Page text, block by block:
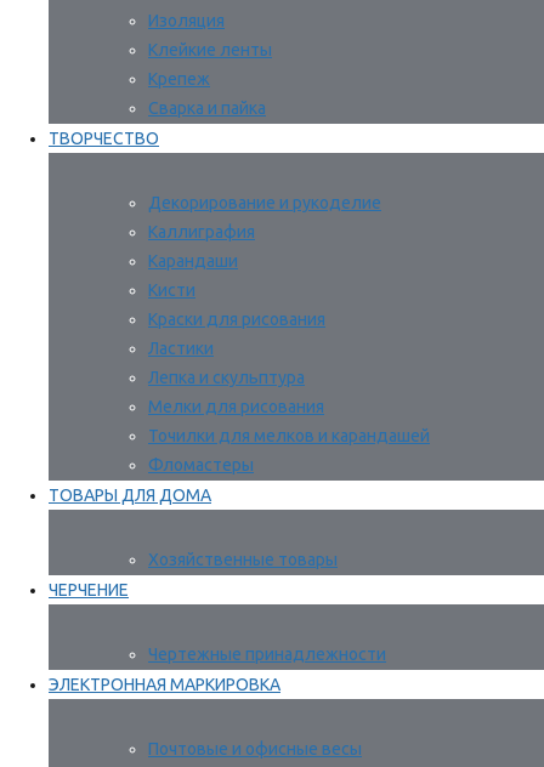
Изоляция
Клейкие ленты
Крепеж
Сварка и пайка
ТВОРЧЕСТВО
Декорирование и рукоделие
Каллиграфия
Карандаши
Кисти
Краски для рисования
Ластики
Лепка и скульптура
Мелки для рисования
Точилки для мелков и карандашей
Фломастеры
ТОВАРЫ ДЛЯ ДОМА
Хозяйственные товары
ЧЕРЧЕНИЕ
Чертежные принадлежности
ЭЛЕКТРОННАЯ МАРКИРОВКА
Почтовые и офисные весы